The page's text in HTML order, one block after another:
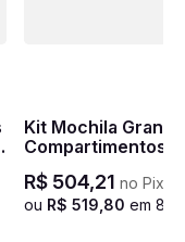
Kit Mochila Grande 2
Compartimentos
- Rosa Claro
R$ 504,21 no Pix
ou R$ 519 80 em 8